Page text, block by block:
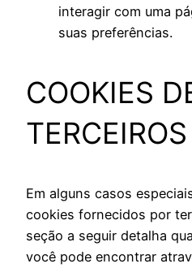
interagir com uma
suas preferências.
COOKIES
TERCEIROS
Em alguns casos
cookies fornecidos por
seção a seguir detalha
você pode encontrar